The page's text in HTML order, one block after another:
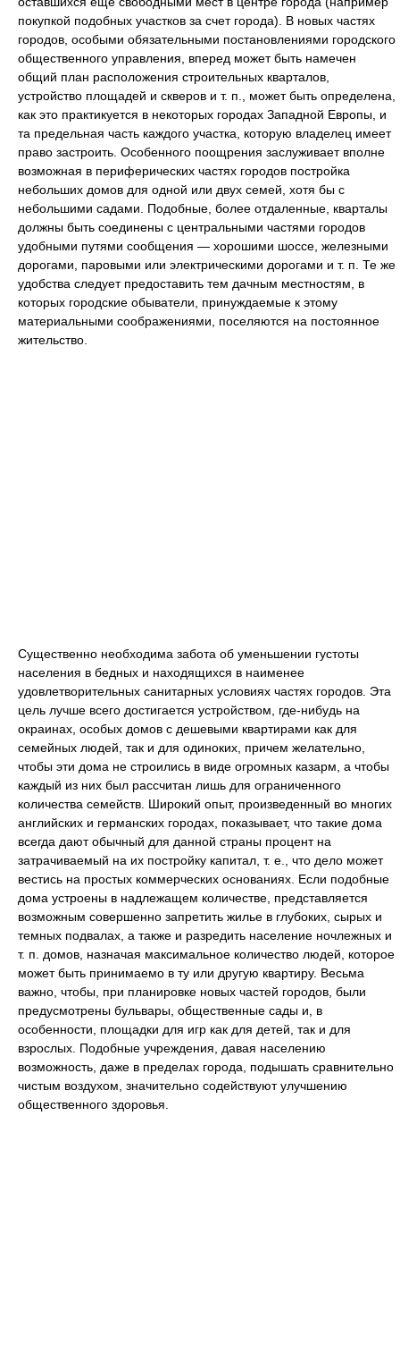
покупкой подобных участков за счет города). В новых частях
городов, особыми обязательными постановлениями городского
общественного управления, вперед может быть намечен
общий план расположения строительных кварталов,
устройство площадей и скверов и т. п., может быть определена,
как это практикуется в некоторых городах Западной Европы, и
та предельная часть каждого участка, которую владелец имеет
право застроить. Особенного поощрения заслуживает вполне
возможная в периферических частях городов постройка
небольших домов для одной или двух семей, хотя бы с
небольшими садами. Подобные, более отдаленные, кварталы
должны быть соединены с центральными частями городов
удобными путями сообщения — хорошими шоссе, железными
дорогами, паровыми или электрическими дорогами и т. п. Те же
удобства следует предоставить тем дачным местностям, в
которых городские обыватели, принуждаемые к этому
материальными соображениями, поселяются на постоянное
жительство.
Существенно необходима забота об уменьшении густоты
населения в бедных и находящихся в наименее
удовлетворительных санитарных условиях частях городов. Эта
цель лучше всего достигается устройством, где-нибудь на
окраинах, особых домов с дешевыми квартирами как для
семейных людей, так и для одиноких, причем желательно,
чтобы эти дома не строились в виде огромных казарм, а чтобы
каждый из них был рассчитан лишь для ограниченного
количества семейств. Широкий опыт, произведенный во многих
английских и германских городах, показывает, что такие дома
всегда дают обычный для данной страны процент на
затрачиваемый на их постройку капитал, т. е., что дело может
вестись на простых коммерческих основаниях. Если подобные
дома устроены в надлежащем количестве, представляется
возможным совершенно запретить жилье в глубоких, сырых и
темных подвалах, а также и разредить население ночлежных и
т. п. домов, назначая максимальное количество людей, которое
может быть принимаемо в ту или другую квартиру. Весьма
важно, чтобы, при планировке новых частей городов, были
предусмотрены бульвары, общественные сады и, в
особенности, площадки для игр как для детей, так и для
взрослых. Подобные учреждения, давая населению
возможность, даже в пределах города, подышать сравнительно
чистым воздухом, значительно содействуют улучшению
общественного здоровья.